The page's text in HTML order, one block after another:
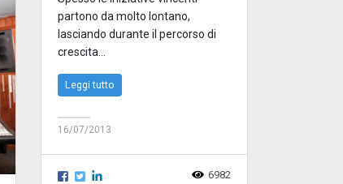
partono da molto lontano,
lasciando durante il percorso di
crescita...
Leggi tutto
16/07/2013
6982